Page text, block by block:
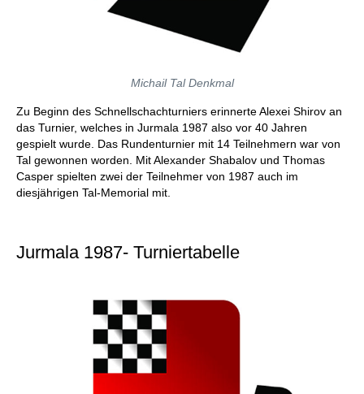
Michail Tal Denkmal
Zu Beginn des Schnellschachturniers erinnerte Alexei Shirov an
das Turnier, welches in Jurmala 1987 also vor 40 Jahren
gespielt wurde. Das Rundenturnier mit 14 Teilnehmern war von
Tal gewonnen worden. Mit Alexander Shabalov und Thomas
Casper spielten zwei der Teilnehmer von 1987 auch im
diesjährigen Tal-Memorial mit.
Jurmala 1987- Turniertabelle